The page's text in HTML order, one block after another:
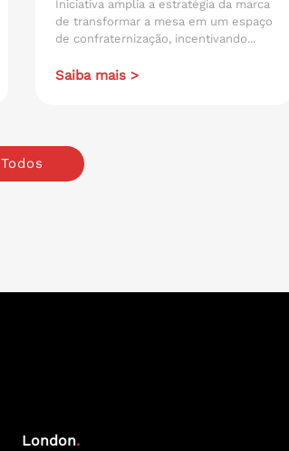
Iniciativa amplia a estratégia da marca
de transformar a mesa em um espaço
de confraternização, incentivando...
Saiba mais >
Todos
London.